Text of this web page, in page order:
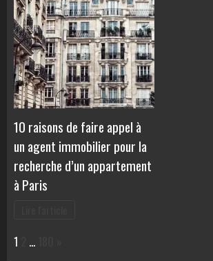
10 raisons de faire appel à
un agent immobilier pour la
recherche d’un appartement
à Paris
Page:
1 …